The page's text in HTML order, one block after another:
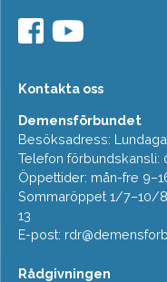
Kontakta oss
Demensförbundet
Besöksadress:
Telefon förbundskansli:
Öppettider: mån-fre
Sommaröppet 1/7–10/
13
E-post:
Rådgivningen